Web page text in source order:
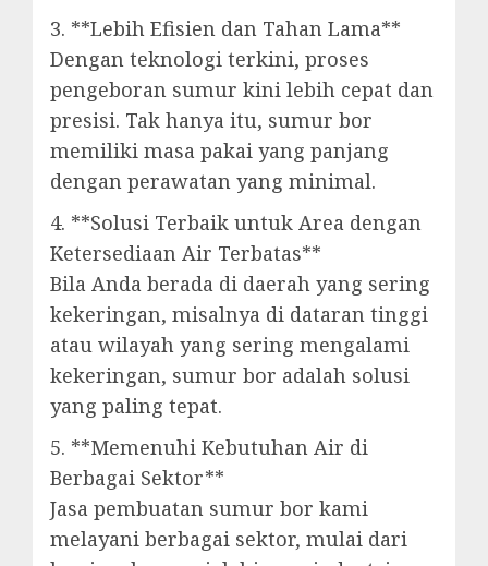
3. **Lebih Efisien dan Tahan Lama**
Dengan teknologi terkini, proses
pengeboran sumur kini lebih cepat dan
presisi. Tak hanya itu, sumur bor
memiliki masa pakai yang panjang
dengan perawatan yang minimal.
4. **Solusi Terbaik untuk Area dengan
Ketersediaan Air Terbatas**
Bila Anda berada di daerah yang sering
kekeringan, misalnya di dataran tinggi
atau wilayah yang sering mengalami
kekeringan, sumur bor adalah solusi
yang paling tepat.
5. **Memenuhi Kebutuhan Air di
Berbagai Sektor**
Jasa pembuatan sumur bor kami
melayani berbagai sektor, mulai dari